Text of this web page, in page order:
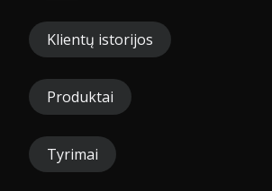
Klientų istorijos
Produktai
Tyrimai